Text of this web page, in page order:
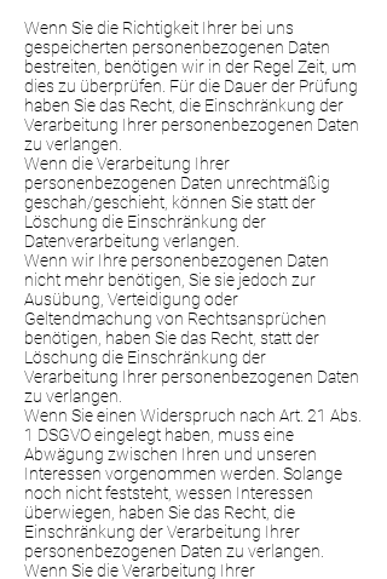
Wenn Sie die Richtigkeit Ihrer bei uns
gespeicherten personenbezogenen Daten
bestreiten, benötigen wir in der Regel Zeit, um
dies zu überprüfen. Für die Dauer der Prüfung
haben Sie das Recht, die Einschränkung der
Verarbeitung Ihrer personenbezogenen Daten
zu verlangen.
Wenn die Verarbeitung Ihrer
personenbezogenen Daten unrechtmäßig
geschah/geschieht, können Sie statt der
Löschung die Einschränkung der
Datenverarbeitung verlangen.
Wenn wir Ihre personenbezogenen Daten
nicht mehr benötigen, Sie sie jedoch zur
Ausübung, Verteidigung oder
Geltendmachung von Rechtsansprüchen
benötigen, haben Sie das Recht, statt der
Löschung die Einschränkung der
Verarbeitung Ihrer personenbezogenen Daten
zu verlangen.
Wenn Sie einen Widerspruch nach Art. 21 Abs.
1 DSGVO eingelegt haben, muss eine
Abwägung zwischen Ihren und unseren
Interessen vorgenommen werden. Solange
noch nicht feststeht, wessen Interessen
überwiegen, haben Sie das Recht, die
Einschränkung der Verarbeitung Ihrer
personenbezogenen Daten zu verlangen.
Wenn Sie die Verarbeitung Ihrer